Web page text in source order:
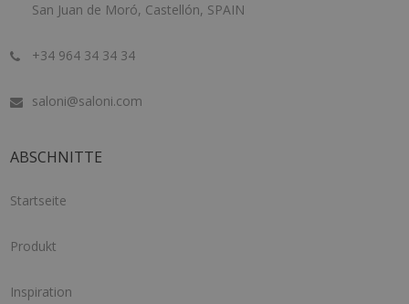
San Juan de Moró, Castellón, SPAIN
+34 964 34 34 34
saloni@saloni.com
ABSCHNITTE
Startseite
Produkt
Inspiration